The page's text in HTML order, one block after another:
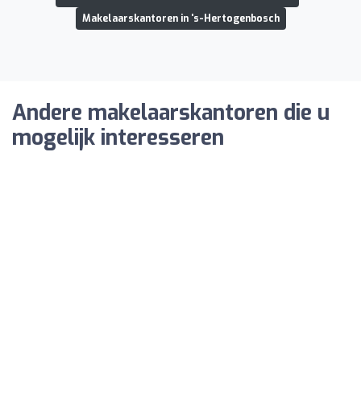
Makelaarskantoren in 's-Hertogenbosch
Andere makelaarskantoren die u
mogelijk interesseren